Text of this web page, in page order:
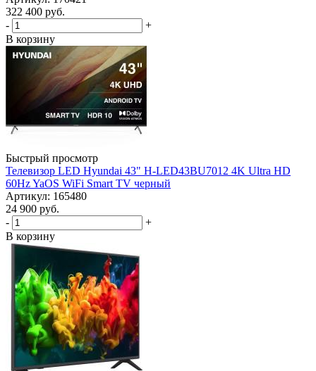
322 400 руб.
-
+
В корзину
Быстрый просмотр
Телевизор LED Hyundai 43" H-LED43BU7012 4K Ultra HD
60Hz YaOS WiFi Smart TV черный
Артикул: 165480
24 900 руб.
-
+
В корзину